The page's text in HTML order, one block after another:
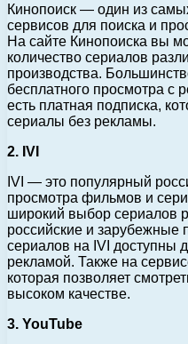
Кинопоиск — один из
сервисов для поиска и
На сайте Кинопоиска вы
количество сериалов
производства.
бесплатного просмотра с
есть платная подписка,
сериалы без рекламы.
2. IVI
IVI — это популярный
просмотра фильмов и
широкий выбор сериалов
российские и зарубежные
сериалов на IVI доступны
рекламой. Также на
которая позволяет
высоком качестве.
3. YouTube